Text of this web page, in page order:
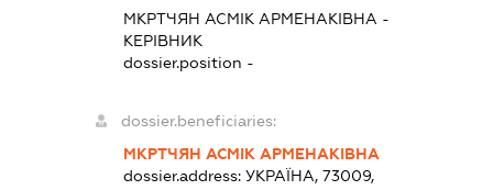
МКРТЧЯН АСМІК АРМЕНАКІВНА -
КЕРІВНИК
dossier.position -
dossier.beneficiaries:
МКРТЧЯН АСМІК АРМЕНАКІВНА
dossier.address: УКРАЇНА, 73009,